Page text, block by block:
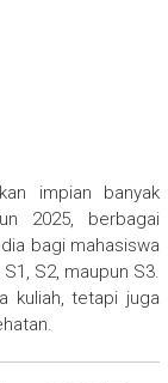
impian banyak
2025, berbagai
bagi mahasiswa
S2, maupun S3.
kuliah, tetapi juga